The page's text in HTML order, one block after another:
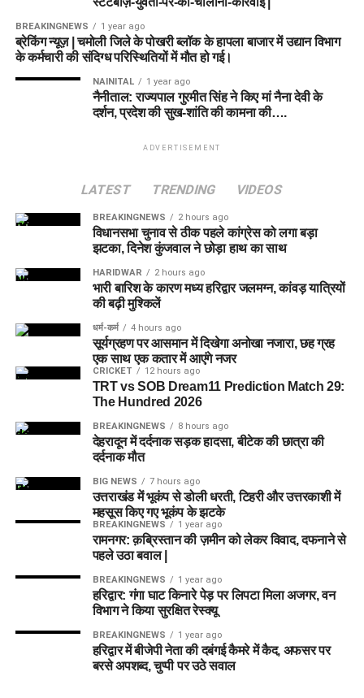
BREAKINGNEWS 1 year ago
ब्रेकिंग न्यूज़ | चमोली जिले के पोखरी ब्लॉक के हापला बाजार में उद्यान विभाग
के कर्मचारी की संदिग्ध परिस्थितियों में मौत हो गई।
NAINITAL 1 year ago
नैनीताल: राज्यपाल गुरमीत सिंह ने किए मां नैना देवी के
दर्शन, प्रदेश की सुख-शांति की कामना की….
ADVERTISEMENT
LATEST TRENDING VIDEOS
BREAKINGNEWS 2 hours ago
विधानसभा चुनाव से ठीक पहले कांग्रेस को लगा बड़ा
झटका, दिनेश कुंजवाल ने छोड़ा हाथ का साथ
HARIDWAR 2 hours ago
भारी बारिश के कारण मध्य हरिद्वार जलमग्न, कांवड़ यात्रियों
की बढ़ी मुश्किलें
धर्म-कर्म 4 hours ago
सूर्यग्रहण पर आसमान में दिखेगा अनोखा नजारा, छह ग्रह
एक साथ एक कतार में आएंगे नजर
CRICKET 12 hours ago
TRT vs SOB Dream11 Prediction Match 29:
The Hundred 2026
BREAKINGNEWS 8 hours ago
देहरादून में दर्दनाक सड़क हादसा, बीटेक की छात्रा की
दर्दनाक मौत
BIG NEWS 7 hours ago
उत्तराखंड में भूकंप से डोली धरती, टिहरी और उत्तरकाशी में
महसूस किए गए भूकंप के झटके
BREAKINGNEWS 1 year ago
रामनगर: क़ब्रिस्तान की ज़मीन को लेकर विवाद, दफनाने से
पहले उठा बवाल |
BREAKINGNEWS 1 year ago
हरिद्वार: गंगा घाट किनारे पेड़ पर लिपटा मिला अजगर, वन
विभाग ने किया सुरक्षित रेस्क्यू
BREAKINGNEWS 1 year ago
हरिद्वार में बीजेपी नेता की दबंगई कैमरे में कैद, अफसर पर
बरसे अपशब्द, चुप्पी पर उठे सवाल